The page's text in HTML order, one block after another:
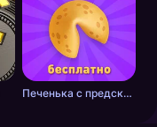
Печенька с предсказанием